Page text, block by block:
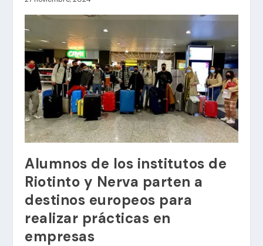
Alumnos de los institutos de
Riotinto y Nerva parten a
destinos europeos para
realizar prácticas en
empresas